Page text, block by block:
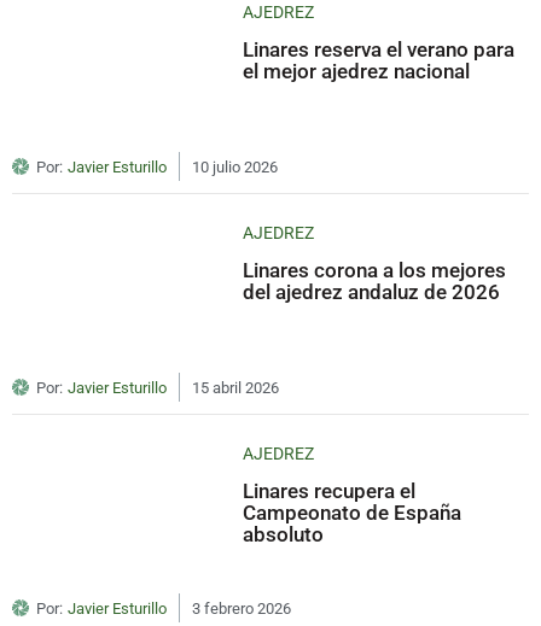
AJEDREZ
Linares reserva el verano para
el mejor ajedrez nacional
Por: Javier Esturillo 10 julio 2026
AJEDREZ
Linares corona a los mejores
del ajedrez andaluz de 2026
Por: Javier Esturillo 15 abril 2026
AJEDREZ
Linares recupera el
Campeonato de España
absoluto
Por: Javier Esturillo 3 febrero 2026